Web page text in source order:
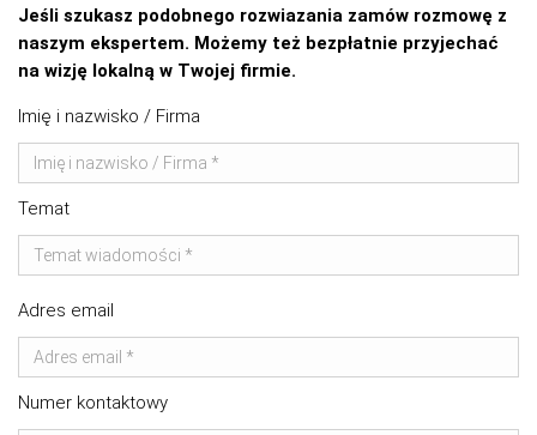
Jeśli szukasz podobnego rozwiazania zamów rozmowę z
naszym ekspertem. Możemy też bezpłatnie przyjechać
na wizję lokalną w Twojej firmie.
Imię i nazwisko / Firma
Temat
Adres email
Numer kontaktowy